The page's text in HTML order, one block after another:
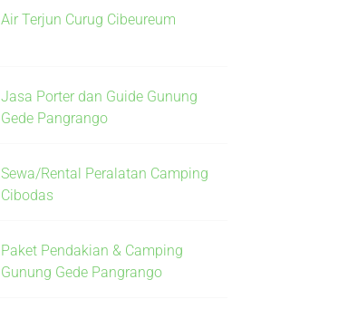
Air Terjun Curug Cibeureum
Jasa Porter dan Guide Gunung
Gede Pangrango
Sewa/Rental Peralatan Camping
Cibodas
Paket Pendakian & Camping
Gunung Gede Pangrango